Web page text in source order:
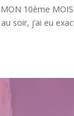
MON 10ème
soir, j’ai eu